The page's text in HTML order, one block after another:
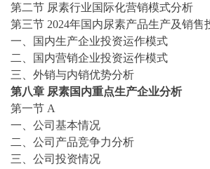
第二节 尿素行业国际化营销模式分析
第三节 2024年国内尿素产品生产及销售
一、国内生产企业投资运作模式
二、国内营销企业投资运作模式
三、外销与内销优势分析
第八章 尿素国内重点生产企业分析
第一节 A
一、公司基本情况
二、公司产品竞争力分析
三、公司投资情况